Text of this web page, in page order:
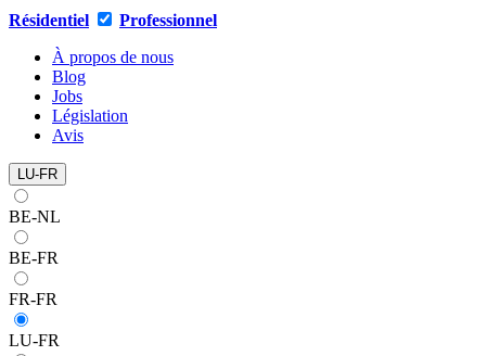
Résidentiel
Professionnel
À propos de nous
Blog
Jobs
Législation
Avis
LU-FR
BE-NL
BE-FR
FR-FR
LU-FR